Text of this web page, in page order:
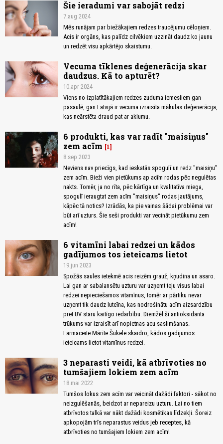
Šie ieradumi var sabojāt redzi
7.aug 2024
Mēs runājam par biežākajiem redzes traucējumu cēloņiem.
Acis ir orgāns, kas palīdz cilvēkiem uzzināt daudz ko jaunu
un redzēt visu apkārtējo skaistumu.
Vecuma tīklenes deģenerācija skar
daudzus. Kā to apturēt?
10.apr 2024
Viens no izplatītākajiem redzes zuduma iemesliem gan
pasaulē, gan Latvijā ir vecuma izraisīta mākulas deģenerācija,
kas neārstēta draud pat ar aklumu.
6 produkti, kas var radīt "maisiņus"
zem acīm
1
8.sep 2023
Neviens nav priecīgs, kad ieskatās spogulī un redz "maisiņu"
zem acīm. Bieži vien pietūkums ap acīm rodas pēc negulētas
nakts. Tomēr, ja no rīta, pēc kārtīga un kvalitatīva miega,
spogulī ieraugtat zem acīm "maisiņus" rodas jautājums,
kāpēc tā notics? Izrādās, ka pie vainas šādai problēmai var
būt arī uzturs. Šie seši produkti var vecināt pietūkumu zem
acīm!
6 vitamīni labai redzei un kādos
gadījumos tos ieteicams lietot
19.jun 2023
Spožās saules ietekmē acis reizēm grauž, kņudina un asaro.
Lai gan ar sabalansētu uzturu var uzņemt teju visus labai
redzei nepieciešamos vitamīnus, tomēr ar pārtiku nevar
uzņemt tik daudz luteīna, kas nodrošinātu acīm aizsardzību
pret UV staru kaitīgo iedarbību. Diemžēl šī antioksidanta
trūkums var izraisīt arī nopietnas acu saslimšanas.
Farmaceite Mārīte Šukele skaidro, kādos gadījumos
ieteicams lietot vitamīnus redzei.
3 neparasti veidi, kā atbrīvoties no
tumšajiem lokiem zem acīm
18.mai 2022
Tumšos lokus zem acīm var veicināt dažādi faktori - sākot no
neizgulēšanās, beidzot ar nepareizu uzturu. Lai no tiem
atbrīvotos talkā var nākt dažādi kosmētikas līdzekļi. Šoreiz
apkopojām trīs neparastus veidus jeb receptes, kā
atbrīvoties no tumšajiem lokiem zem acīm!